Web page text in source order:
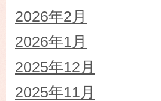
2026年2月
2026年1月
2025年12月
2025年11月